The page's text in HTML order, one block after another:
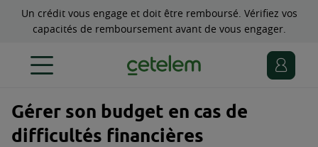
Un crédit vous engage et doit être remboursé. Vérifiez vos
capacités de remboursement avant de vous engager.
Gérer son budget en cas de
difficultés financières